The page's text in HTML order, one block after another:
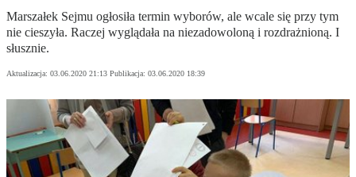
Marszałek Sejmu ogłosiła termin wyborów, ale wcale się przy tym
nie cieszyła. Raczej wyglądała na niezadowoloną i rozdrażnioną. I
słusznie.
Aktualizacja: 03.06.2020 21:13 Publikacja: 03.06.2020 18:39